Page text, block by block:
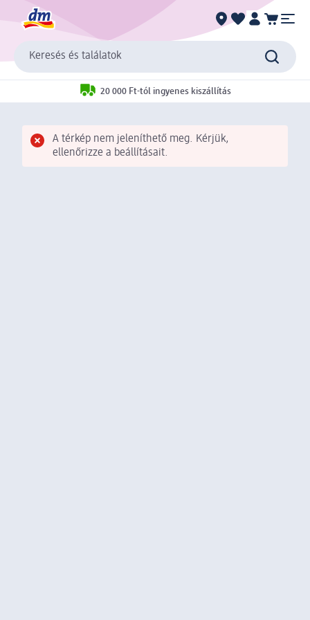
Keresés és találatok
20 000 Ft-tól ingyenes kiszállítás
A térkép nem jeleníthető meg. Kérjük,
ellenőrizze a beállításait.